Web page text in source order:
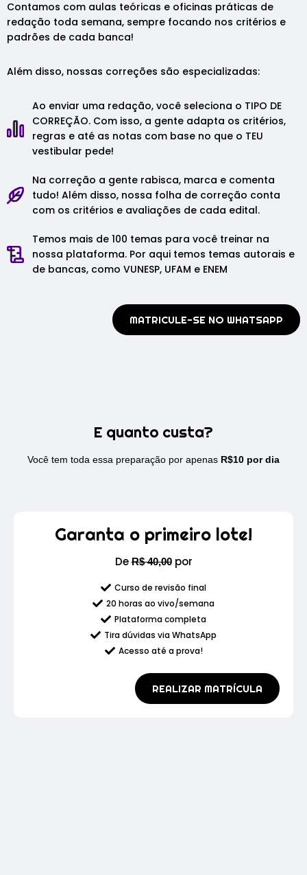
Contamos com aulas teóricas e oficinas práticas de
redação toda semana, sempre focando nos critérios e
padrões de cada banca!
Além disso, nossas correções são especializadas:
Ao enviar uma redação, você seleciona o TIPO DE
CORREÇÃO. Com isso, a gente adapta os critérios,
regras e até as notas com base no que o TEU
vestibular pede!
Na correção a gente rabisca, marca e comenta
tudo! Além disso, nossa folha de correção conta
com os critérios e avaliações de cada edital.
Temos mais de 100 temas para você treinar na
nossa plataforma. Por aqui temos temas autorais e
de bancas, como VUNESP, UFAM e ENEM
MATRICULE-SE NO WHATSAPP
E quanto custa?
Você tem toda essa preparação por apenas R$10 por dia
Garanta o primeiro lote!
DeR$40,00por
Curso de revisão final
20 horas ao vivo/semana
Plataforma completa
Tira dúvidas via WhatsApp
Acesso até a prova!
REALIZAR MATRÍCULA